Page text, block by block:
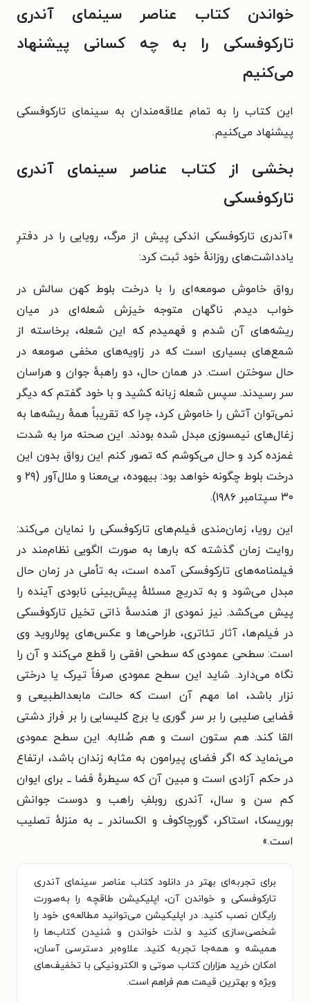
خواندن کتاب عناصر سینمای آندری
تارکوفسکی را به چه کسانی پیشنهاد
می‌کنیم
این کتاب را به تمام علاقه‌مندان به سینمای تارکوفسکی
پیشنهاد می‌کنیم.
بخشی از کتاب عناصر سینمای آندری
تارکوفسکی
«آندری تارکوفسکی اندکی پیش از مرگ، رویایی را در دفترِ
یادداشت‌های روزانهٔ خود ثبت کرد:
رواق خاموش صومعه‌ای را با درخت بلوط کهن سالش در
خواب دیدم. ناگهان متوجه خیزش شعله‌ای در میان
ریشه‌های آن شدم و فهمیدم که این شعله، برخاسته از
شمع‌های بسیاری است که در زاویه‌های مخفی صومعه در
حال سوختن است. در همان حال، دو راهبهٔ جوان و هراسان
سر رسیدند. سپس شعله زبانه کشید و با خود گفتم که دیگر
نمی‌توان آتش را خاموش کرد، چرا که تقریباً همهٔ ریشه‌ها به
زغال‌های نیمسوزی مبدل شده بودند. این صحنه مرا به شدت
غمزده کرد و حال می‌کوشم که تصور کنم این رواق بدون این
درخت بلوط چگونه خواهد بود: بیهوده، بی‌معنا و ملال‌آور (۲۹ و
۳۰ سپتامبر ۱۹۸۶).
این رویا، زمان‌مندی فیلم‌های تارکوفسکی را نمایان می‌کند:
روایت زمان گذشته که بارها به صورت الگویی نظام‌مند در
فیلمنامه‌های تارکوفسکی آمده است، به تأملی در زمان حال
مبدل می‌شود و به تدریج مسئلهٔ پیش‌بینی نابودی آینده را
پیش می‌کشد. نیز نمودی از هندسهٔ ذاتی تخیل تارکوفسکی
در فیلم‌ها، آثار تئاتری، طراحی‌ها و عکس‌های پولاروید وی
است: سطحی عمودی که سطحی افقی را قطع می‌کند و آن را
نگاه می‌دارد. شاید این سطح عمودی صرفاً تیرک یا درختی
نزار باشد، اما مهم آن است که حالت مابعدالطبیعی و
فضایی صلیبی را بر سر گوری یا برج کلیسایی را بر فراز دشتی
القا کند. هم ستون است و هم صُلابه. این سطح عمودی
می‌نماید که اگر فضای پیرامون به مثابه زندان باشد، ارتفاع
در حکم آزادی است و مبین آن که سیطرهٔ فضا ــ برای ایوان
کم سن و سال، آندری روبلفِ راهب و دوست جوانش
بوریسکا، استاکر، گورچاکوف و الکساندر ــ به منزلهٔ تصلیب
است.»
برای تجربه‌ای بهتر در دانلود کتاب عناصر سینمای آندری
تارکوفسکی و خواندن آن، اپلیکیشن طاقچه را به‌صورت
رایگان نصب کنید. در اپلیکیشن می‌توانید مطالعه‌ی خود را
شخصی‌سازی کنید و لذت خواندن و شنیدن کتاب‌ها را
همیشه و همه‌جا تجربه کنید. علاوه‌بر دسترسی آسان،
امکان خرید هزاران کتاب صوتی و الکترونیکی با تخفیف‌های
ویژه و بهترین قیمت هم فراهم است.